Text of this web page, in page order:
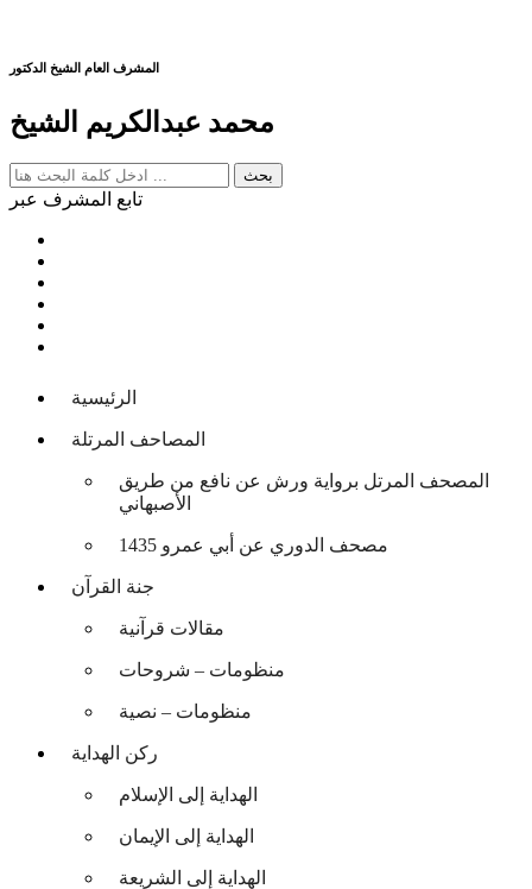
المشرف العام الشيخ الدكتور
محمد عبدالكريم الشيخ
تابع المشرف عبر
الرئيسية
المصاحف المرتلة
المصحف المرتل برواية ورش عن نافع من طريق
الأصبهاني
مصحف الدوري عن أبي عمرو 1435
جنة القرآن
مقالات قرآنية
منظومات – شروحات
منظومات – نصية
ركن الهداية
الهداية إلى الإسلام
الهداية إلى الإيمان
الهداية إلى الشريعة